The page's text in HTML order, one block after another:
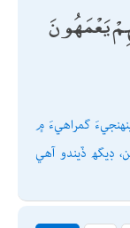
يَعْمَهُونَ
گمراھيءَ ۾
ڊيگھ ڏيندو آھي